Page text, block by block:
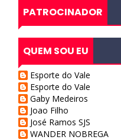
PATROCINADOR
QUEM SOU EU
Esporte do Vale
Esporte do Vale
Gaby Medeiros
Joao Filho
José Ramos SJS
WANDER NOBREGA